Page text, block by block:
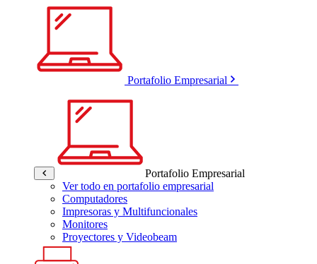
Portafolio Empresarial
Portafolio Empresarial
Ver todo en portafolio empresarial
Computadores
Impresoras y Multifuncionales
Monitores
Proyectores y Videobeam